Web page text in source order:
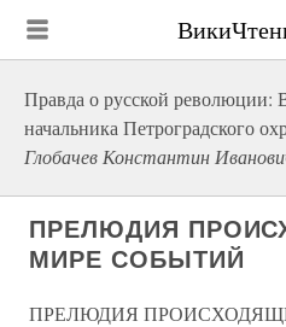
Правда о русской
начальника Петроградского
Глобачев Константин
ПРЕЛЮДИЯ
МИРЕ СОБЫТИЙ
ПРЕЛЮДИЯ